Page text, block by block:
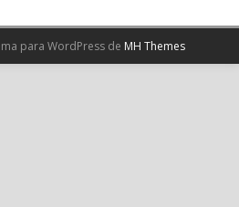
Cargar más
para WordPress de MH Themes